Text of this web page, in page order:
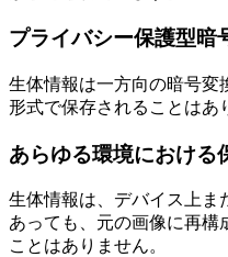
プライバシー保護型暗
生体情報は一方向の暗号変
形式で保存されることはあ
あらゆる環境における
生体情報は、デバイス上ま
あっても、元の画像に再構
ことはありません。